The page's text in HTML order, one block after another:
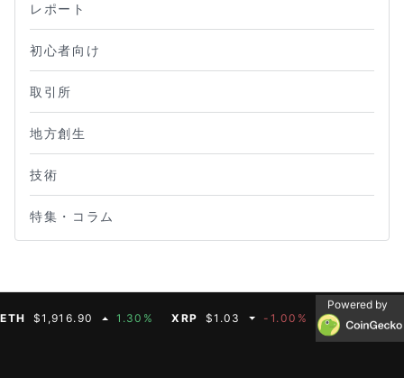
レポート
初心者向け
取引所
地方創生
技術
特集・コラム
$1,916.90 1.30% XRP $1.03 -1.00% BNB $590.75
Powered by